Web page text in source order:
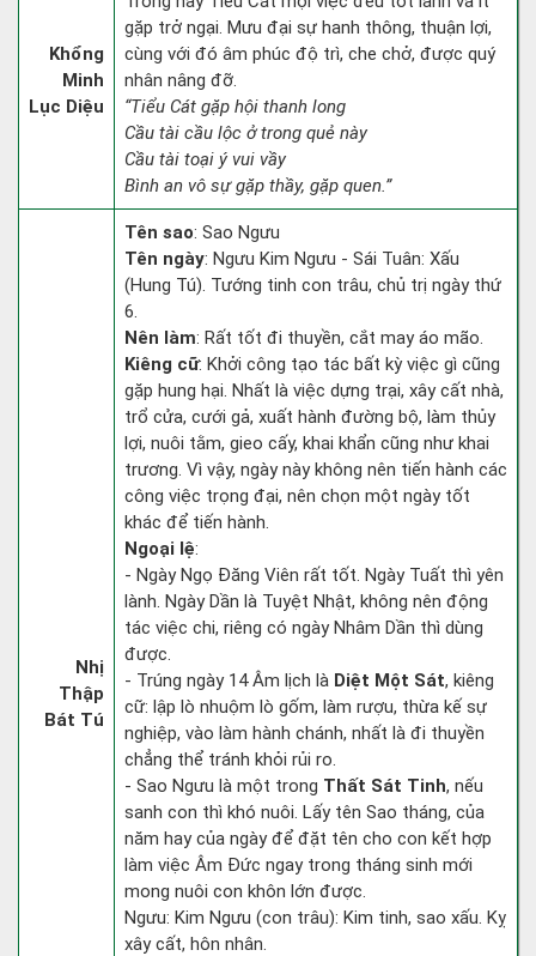
Khổng
Minh
Lục Diệu
gặp trở ngại. Mưu đại sự hanh thông, thuận lợi,
cùng với đó âm phúc độ trì, che chở, được quý
nhân nâng đỡ.
“Tiểu Cát gặp hội thanh long
Cầu tài cầu lộc ở trong quẻ này
Cầu tài toại ý vui vầy
Bình an vô sự gặp thầy, gặp quen.”
Nhị
Thập
Bát Tú
Tên sao: Sao Ngưu
Tên ngày: Ngưu Kim Ngưu - Sái Tuân: Xấu
(Hung Tú). Tướng tinh con trâu, chủ trị ngày thứ
6.
Nên làm: Rất tốt đi thuyền, cắt may áo mão.
Kiêng cữ: Khởi công tạo tác bất kỳ việc gì cũng
gặp hung hại. Nhất là việc dựng trại, xây cất nhà,
trổ cửa, cưới gả, xuất hành đường bộ, làm thủy
lợi, nuôi tằm, gieo cấy, khai khẩn cũng như khai
trương. Vì vậy, ngày này không nên tiến hành các
công việc trọng đại, nên chọn một ngày tốt
khác để tiến hành.
Ngoại lệ:
- Ngày Ngọ Đăng Viên rất tốt. Ngày Tuất thì yên
lành. Ngày Dần là Tuyệt Nhật, không nên động
tác việc chi, riêng có ngày Nhâm Dần thì dùng
được.
- Trúng ngày 14 Âm lịch là Diệt Một Sát, kiêng
cữ: lập lò nhuộm lò gốm, làm rượu, thừa kế sự
nghiệp, vào làm hành chánh, nhất là đi thuyền
chẳng thể tránh khỏi rủi ro.
- Sao Ngưu là một trong Thất Sát Tinh, nếu
sanh con thì khó nuôi. Lấy tên Sao tháng, của
năm hay của ngày để đặt tên cho con kết hợp
làm việc Âm Đức ngay trong tháng sinh mới
mong nuôi con khôn lớn được.
Ngưu: Kim Ngưu (con trâu): Kim tinh, sao xấu. Kỵ
xây cất, hôn nhân.